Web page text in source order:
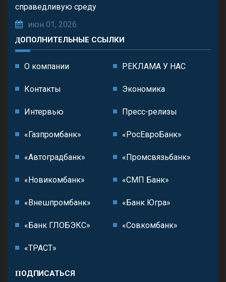
справедливую среду
июн 01, 2026
ДОПОЛНИТЕЛЬНЫЕ ССЫЛКИ
О компании РЕКЛАМА У НАС
Контакты Экономика
Интервью Пресс-релизы
«Газпромбанк» «РосЕвроБанк»
«Автоградбанк» «Промсвязьбанк»
«Новикомбанк» «СМП Банк»
«Внешпромбанк» «Банк Югра»
«Банк ГЛОБЭКС» «Совкомбанк»
«ТРАСТ»
ПОДПИСАТЬСЯ